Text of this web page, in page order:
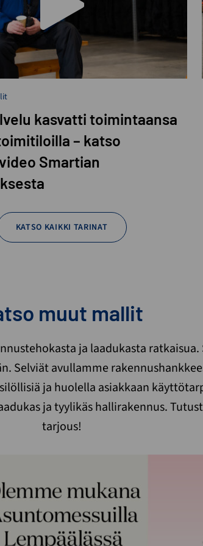
kasvatti toimintaansa
– katso
Smartian
KATSO KAIKKI TARINAT
muut mallit
ja laadukasta
Selviät avullamme
ja huolella asiakkaan
ja tyylikäs hallirakennus.
tarjous!